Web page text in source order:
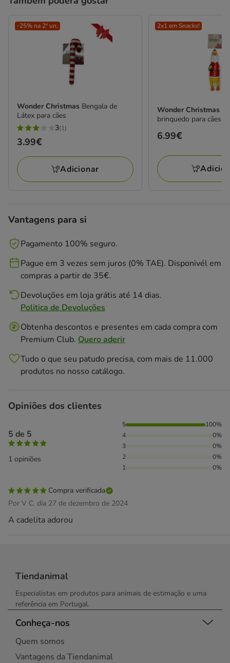
-25% na 2ª un.
Wonder Christmas Bengala de
Látex para cães
3
estrelas
com
1
avaliações
3(1)
Preço
3.99€
3.99€
Adicionar
2x1 em Snacks!
Wonder Christmas
brinquedo para cães
Preço
6.99€
Vantagens para si
Pagamento 100% seguro.
Pague em 3 vezes sem juros (0% TAE). Disponivél em
compras a partir de 35€.
Devoluções em loja grátis até 14 dias.
Politica de Devoluções
Obtenha descontos e presentes em cada compra com
Premium Club. Quero aderir
Tudo o que seu patudo precisa, com mais de 11.000
produtos no nosso catálogo.
Opiniões dos clientes
5 de 5
1 opiniões
100% das pessoas avaliaram com 5 estrelas,
5
100%
4
0%
3
0%
2
0%
1
0%
Compra verificada
Por V C. dia 27 de dezembro de 2024
A cadelita adorou
Tiendanimal
Especialistas em produtos para animais de estimação e uma
referência em Portugal.
Conheça-nos
Quem somos
Vantagens da Tiendanimal